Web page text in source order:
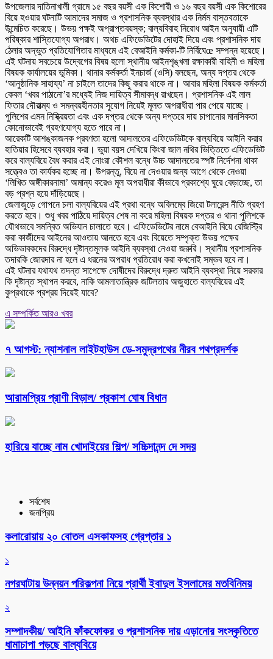
উপজেলার দাতিনাখালী গ্রামে ১৫ বছর বয়সী এক কিশোরী ও ১৬ বছর বয়সী এক কিশোরের
বিয়ে হওয়ার ঘটনাটি আমাদের সমাজ ও প্রশাসনিক ব্যবস্থার এক নির্মম বাস্তবতাকে
উন্মেচিত করেছে। উভয় পক্ষই অপ্রাপ্তবয়স্ক; বাল্যবিবাহ নিরোধ আইন অনুযায়ী এটি
পরিষ্কার শাস্তিযোগ্য অপরাধ। অথচ এফিডেভিটের দোহাই দিয়ে এবং প্রশাসনিক দায়
ঠেলার অদ্ভুত প্রতিযোগিতার মাধ্যমে এই বেআইনি কর্মকা-টি নির্বিঘেœ সম্পন্ন হয়েছে।
এই ঘটনায় সবচেয়ে উদ্বেগের বিষয় হলো স্থানীয় আইনশৃঙ্খলা রক্ষাকারী বাহিনী ও মহিলা
বিষয়ক কার্যালয়ের ভূমিকা। থানার কর্মকর্তা ইনচার্জ (ওসি) বলছেন, অন্য দপ্তর থেকে
‘আনুষ্ঠানিক সাহায্য’ না চাইলে তাদের কিছু করার থাকে না। আবার মহিলা বিষয়ক কর্মকর্তা
কেবল ‘খবর পাঠানো’র মধ্যেই নিজ দায়িত্ব সীমাবদ্ধ রাখছেন। প্রশাসনিক এই লাল
ফিতার দৌরাত্ম্য ও সমন্বয়হীনতার সুযোগ নিয়েই মূলত অপরাধীরা পার পেয়ে যাচ্ছে।
পুলিশের এমন নিষ্ক্রিয়তা এবং এক দপ্তর থেকে অন্য দপ্তরে দায় চাপানোর মানসিকতা
কোনোভাবেই গ্রহণযোগ্য হতে পারে না।
আরেকটি আশঙ্কাজনক প্রবণতা হলো আদালতের এফিডেভিটকে বাল্যবিয়ে আইনি করার
হাতিয়ার হিসেবে ব্যবহার করা। ভুয়া বয়স দেখিয়ে কিংবা জাল নথির ভিত্তিতে এফিডেভিট
করে বাল্যবিয়ে বৈধ করার এই নোংরা কৌশল বন্ধে উচ্চ আদালতের স্পষ্ট নির্দেশনা থাকা
সত্ত্বেও তা কার্যকর হচ্ছে না। উপরন্তু, বিয়ে না দেওয়ার জন্য আগে থেকে নেওয়া
‘লিখিত অঙ্গীকারনামা’ অমান্য করেও মূল অপরাধীরা কীভাবে প্রকাশ্যে ঘুরে বেড়াচ্ছে, তা
বড় প্রশ্ন হয়ে দাঁড়িয়েছে।
জেলাজুড়ে গোপনে চলা বাল্যবিয়ের এই প্রথা বন্ধে অবিলম্বে জিরো টলারেন্স নীতি গ্রহণ
করতে হবে। শুধু খবর পাঠিয়ে দায়িত্ব শেষ না করে মহিলা বিষয়ক দপ্তর ও থানা পুলিশকে
যৌথভাবে সমন্বিত অভিযান চালাতে হবে। এফিডেভিটের নামে বেআইনি বিয়ে রেজিস্ট্রি
করা কাজীদের আইনের আওতায় আনতে হবে এবং বিয়েতে সম্পৃক্ত উভয় পক্ষের
অভিভাবকদের বিরুদ্ধে দৃষ্টান্তমূলক আইনি ব্যবস্থা নেওয়া জরুরি। স্থানীয় প্রশাসনিক
তদারকি জোরদার না হলে এ ধরনের অপরাধ প্রতিরোধ করা কখনোই সম্ভব হবে না।
এই ঘটনার যথাযথ তদন্ত সাপেক্ষে দোষীদের বিরুদ্ধে দ্রুত আইনি ব্যবস্থা নিয়ে সরকার
কি দৃষ্টান্ত স্থাপন করবে, নাকি আমলাতান্ত্রিক জটিলতার অজুহাতে বাল্যবিয়ের এই
কুপ্রথাকে প্রশ্রয় দিয়েই যাবে?
এ সম্পর্কিত আরও খবর
৭ আগস্ট: ন্যাশনাল লাইটহাউস ডে-সমুদ্রপথের নীরব পথপ্রদর্শক
আরামপ্রিয় প্রাণী বিড়াল/ প্রকাশ ঘোষ বিধান
হারিয়ে যাচ্ছে নাম খোদাইয়ের শিল্প/ সচ্চিদানন্দ দে সদয়
সর্বশেষ
জনপ্রিয়
কলারোয়ায় ২০ বোতল এসকাফসহ গ্রেপ্তার ১
১
নগরঘাটায় উন্নয়ন পরিকল্পনা নিয়ে প্রার্থী ইবাদুল ইসলামের মতবিনিময়
২
সম্পাদকীয়/ আইনি ফাঁকফোকর ও প্রশাসনিক দায় এড়ানোর সংস্কৃতিতে
ধামাচাপা পড়ছে বাল্যবিয়ে